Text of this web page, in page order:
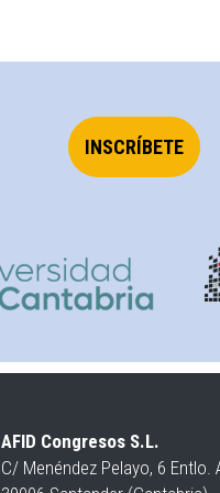
INSCRÍBETE
AFID Congresos S.L.
C/ Menéndez Pelayo, 6 Entlo.